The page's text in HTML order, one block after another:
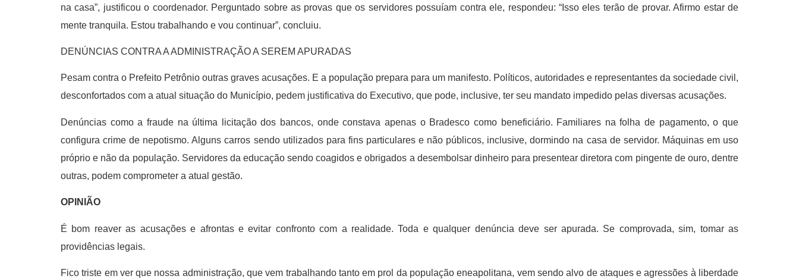
na casa”, justificou o coordenador. Perguntado sobre as provas que os servidores possuíam contra ele, respondeu: “Isso eles terão de provar. Afirmo estar de
mente tranquila. Estou trabalhando e vou continuar”, concluiu.
DENÚNCIAS CONTRA A ADMINISTRAÇÃO A SEREM APURADAS
Pesam contra o Prefeito Petrônio outras graves acusações. E a população prepara para um manifesto. Políticos, autoridades e representantes da sociedade civil,
desconfortados com a atual situação do Município, pedem justificativa do Executivo, que pode, inclusive, ter seu mandato impedido pelas diversas acusações.
Denúncias como a fraude na última licitação dos bancos, onde constava apenas o Bradesco como beneficiário. Familiares na folha de pagamento, o que
configura crime de nepotismo. Alguns carros sendo utilizados para fins particulares e não públicos, inclusive, dormindo na casa de servidor. Máquinas em uso
próprio e não da população. Servidores da educação sendo coagidos e obrigados a desembolsar dinheiro para presentear diretora com pingente de ouro, dentre
outras, podem comprometer a atual gestão.
OPINIÃO
É bom reaver as acusações e afrontas e evitar confronto com a realidade. Toda e qualquer denúncia deve ser apurada. Se comprovada, sim, tomar as
providências legais.
Fico triste em ver que nossa administração, que vem trabalhando tanto em prol da população eneapolitana, vem sendo alvo de ataques e agressões à liberdade